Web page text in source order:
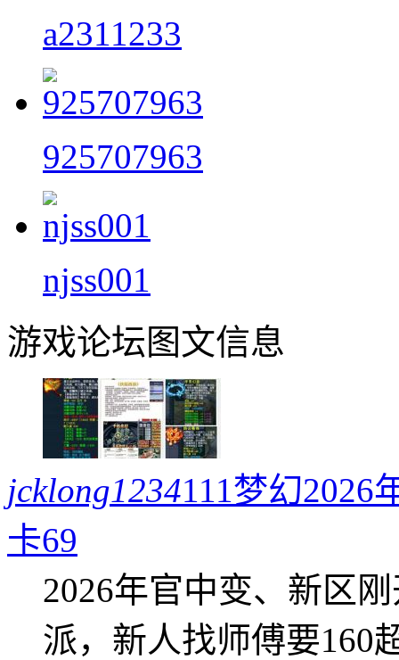
a2311233
925707963
njss001
游戏论坛图文信息
jcklong1234111梦幻2026
卡69
2026年官中变、新区
派，新人找师傅要160